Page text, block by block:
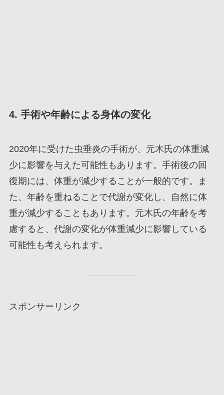
4. 手術や年齢による身体の変化
2020年に受けた虫垂炎の手術が、元木氏の体重減
少に影響を与えた可能性もあります。手術後の回
復期には、体重が減少することが一般的です。ま
た、年齢を重ねることで代謝が変化し、自然に体
重が減少することもあります。元木氏の年齢を考
慮すると、代謝の変化が体重減少に影響している
可能性も考えられます。
スポンサーリンク